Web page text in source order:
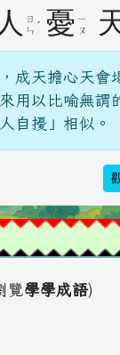
人
ㄖ
ㄣ ˊ 憂 ㄧ
ㄡ
成天擔心天會
用以比喻無謂
自擾」相似。
覽學學成語)